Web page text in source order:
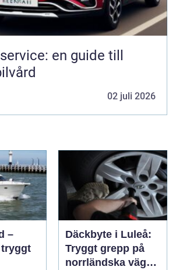
en guide till
02 juli 2026
–
tryggt
Däckbyte i Luleå:
Tryggt grepp på
norrländska vägar